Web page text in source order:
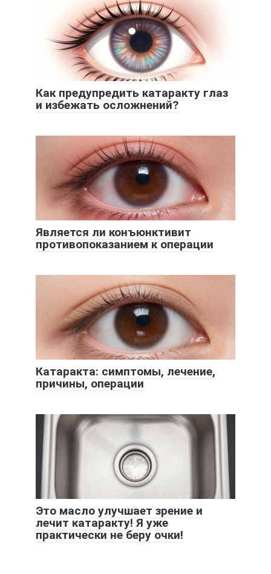
Как предупредить катаракту глаз
и избежать осложнений?
Является ли конъюнктивит
противопоказанием к операции
Катаракта: симптомы, лечение,
причины, операции
Это масло улучшает зрение и
лечит катаракту! Я уже
практически не беру очки!